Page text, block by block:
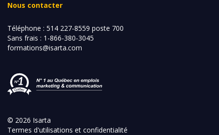
Nous contacter
Téléphone : 514 227-8559 poste 700
Sans frais : 1-866-380-3045
formations@isarta.com
© 2026 Isarta
Termes d'utilisations et confidentialité